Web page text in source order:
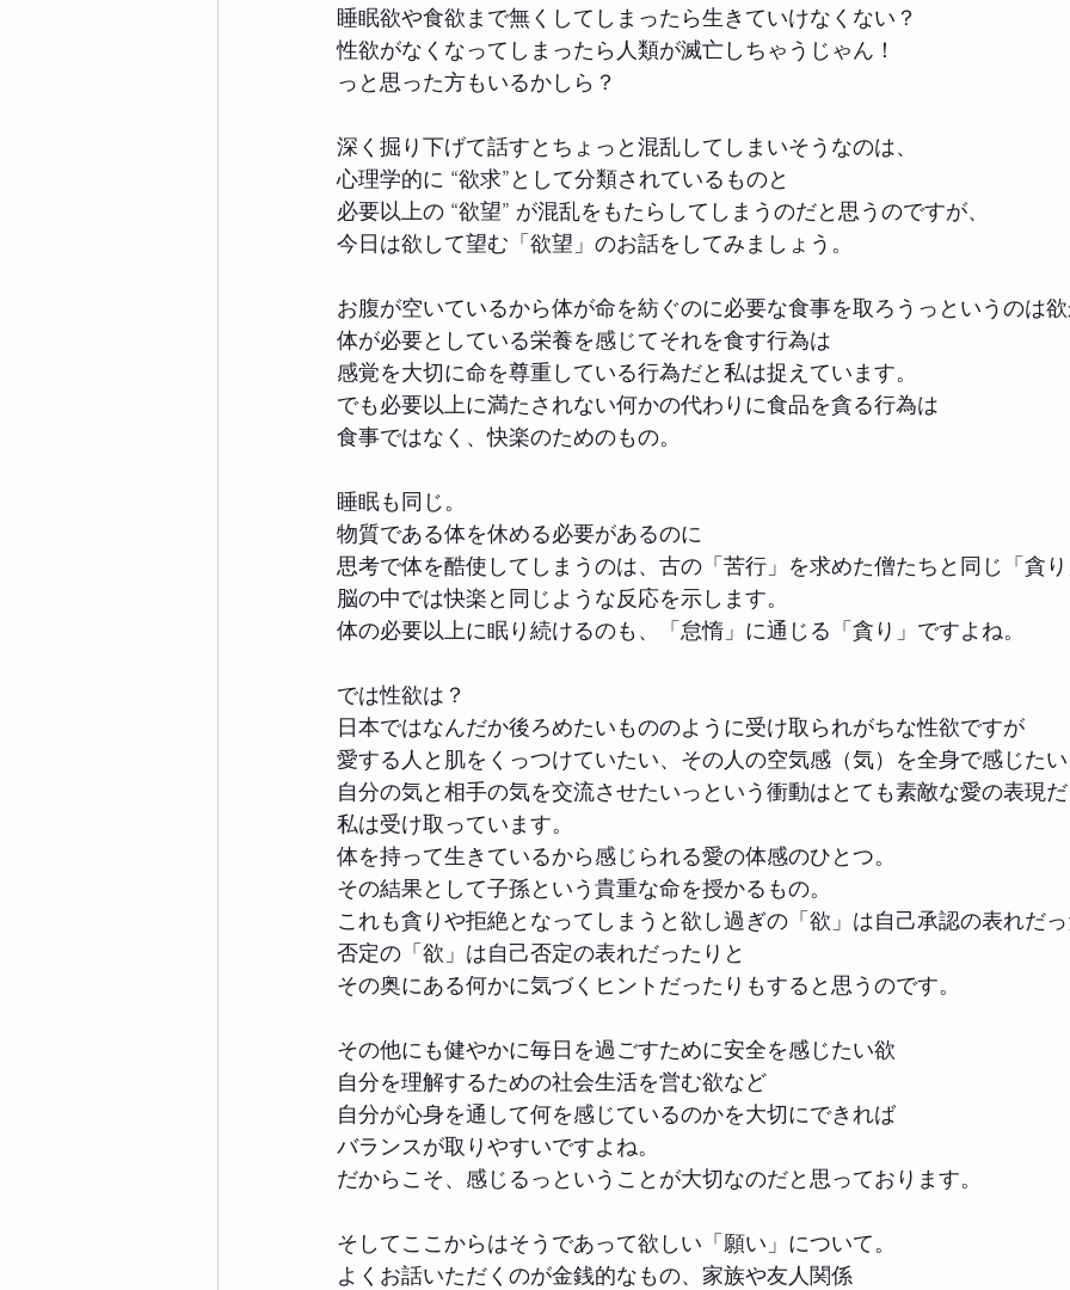
睡眠欲や食欲まで無くしてしまったら生きていけなくない？
性欲がなくなってしまったら人類が滅亡しちゃうじゃん！
っと思った方もいるかしら？
深く掘り下げて話すとちょっと混乱してしまいそうなのは、
心理学的に “欲求”として分類されているものと
必要以上の “欲望” が混乱をもたらしてしまうのだと思うのですが、
今日は欲して望む「欲望」のお話をしてみましょう。
お腹が空いているから体が命を紡ぐのに必要な食事を取ろうっというのは
体が必要としている栄養を感じてそれを食す行為は
感覚を大切に命を尊重している行為だと私は捉えています。
でも必要以上に満たされない何かの代わりに食品を貪る行為は
食事ではなく、快楽のためのもの。
睡眠も同じ。
物質である体を休める必要があるのに
思考で体を酷使してしまうのは、古の「苦行」を求めた僧たちと同じ「貪
脳の中では快楽と同じような反応を示します。
体の必要以上に眠り続けるのも、「怠惰」に通じる「貪り」ですよね。
では性欲は？
日本ではなんだか後ろめたいもののように受け取られがちな性欲ですが
愛する人と肌をくっつけていたい、その人の空気感（気）を全身で感じたい
自分の気と相手の気を交流させたいっという衝動はとても素敵な愛の表現
私は受け取っています。
体を持って生きているから感じられる愛の体感のひとつ。
その結果として子孫という貴重な命を授かるもの。
これも貪りや拒絶となってしまうと欲し過ぎの「欲」は自己承認の表れだ
否定の「欲」は自己否定の表れだったりと
その奥にある何かに気づくヒントだったりもすると思うのです。
その他にも健やかに毎日を過ごすために安全を感じたい欲
自分を理解するための社会生活を営む欲など
自分が心身を通して何を感じているのかを大切にできれば
バランスが取りやすいですよね。
だからこそ、感じるっということが大切なのだと思っております。
そしてここからはそうであって欲しい「願い」について。
よくお話いただくのが金銭的なもの、家族や友人関係